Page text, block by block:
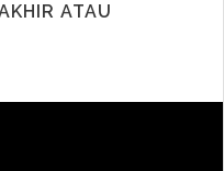
ATAU